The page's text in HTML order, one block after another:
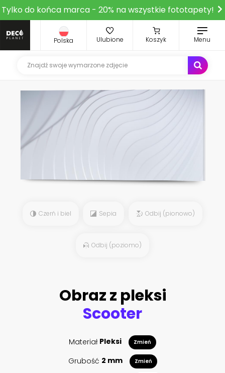
Tylko do końca marca - 20% na wszystkie fototapety!
Polska Ulubione Koszyk Menu
Czerń i biel Sepia Odbij (pionowo)
Odbij (poziomo)
Obraz z pleksi
Scooter
Materiał Pleksi Zmień
Grubość 2 mm Zmień